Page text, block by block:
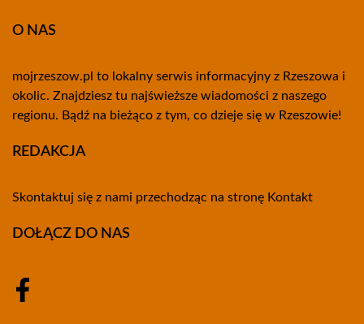
O NAS
mojrzeszow.pl to lokalny serwis informacyjny z Rzeszowa i
okolic. Znajdziesz tu najświeższe wiadomości z naszego
regionu. Bądź na bieżąco z tym, co dzieje się w Rzeszowie!
REDAKCJA
Skontaktuj się z nami przechodząc na stronę Kontakt
DOŁĄCZ DO NAS